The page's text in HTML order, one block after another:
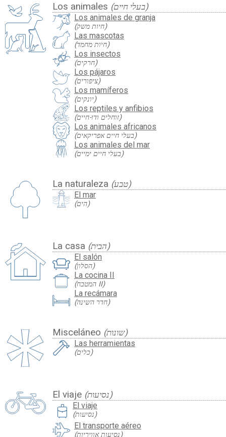
Los animales (בעלי חיים)
Los animales de granja
(חיות משק)
Las mascotas
(חיות מחמד)
Los insectos
(חרקים)
Los pájaros
(ציפורים)
Los mamíferos
(יונקים)
Los reptiles y anfibios
(זוחלים ודו-חיים)
Los animales africanos
(בעלי חיים אפריקאים)
Los animales del mar
(בעלי חיים ימיים)
La naturaleza (טבע)
El mar
(הים)
La casa (הבית)
El salón
(הסלון)
La cocina II
(המטבח II)
La recámara
(חדר השינה)
Misceláneo (שונות)
Las herramientas
(כלים)
El viaje (נסיעות)
travel_luggage_and_bags El viaje
(נסיעות)
El transporte aéreo
(נסיעות אוויריות)